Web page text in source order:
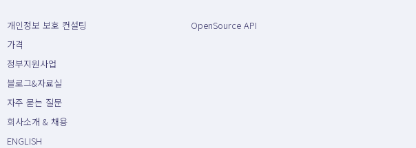
개인정보 보호 컨설팅
가격
정부지원사업
블로그&자료실
자주 묻는 질문
회사소개 & 채용
ENGLISH
OpenSource API